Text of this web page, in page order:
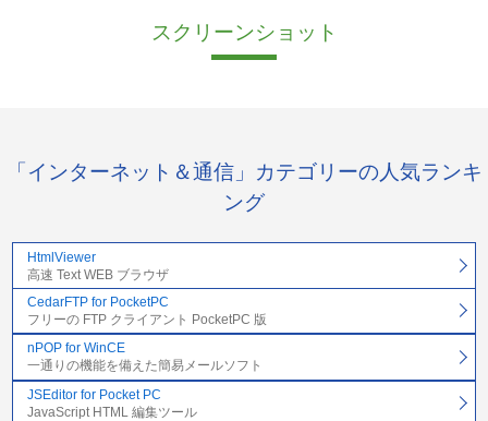
スクリーンショット
「インターネット＆通信」カテゴリーの人気ランキ
ング
HtmlViewer
高速 Text WEB ブラウザ
CedarFTP for PocketPC
フリーの FTP クライアント PocketPC 版
nPOP for WinCE
一通りの機能を備えた簡易メールソフト
JSEditor for Pocket PC
JavaScript HTML 編集ツール